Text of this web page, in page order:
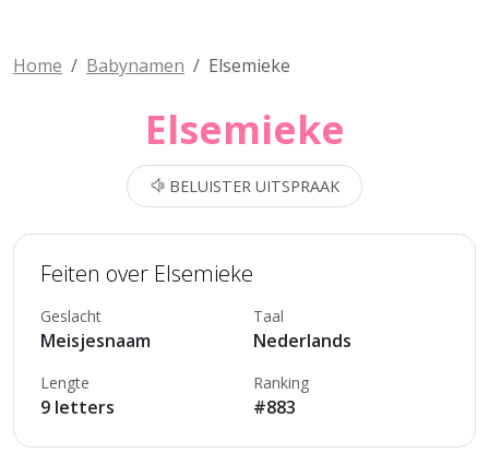
Home Babynamen Elsemieke
Elsemieke
BELUISTER UITSPRAAK
Feiten over Elsemieke
Geslacht
Meisjesnaam
Taal
Nederlands
Lengte
9 letters
Ranking
#883